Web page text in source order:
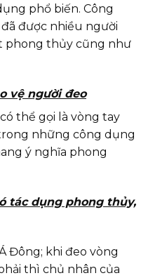
phổ biến. Công
được nhiều người
phong thủy cũng như
vệ người đeo
thể gọi là vòng tay
những công dụng
ý nghĩa phong
tác dụng phong thủy,
Đông; khi đeo vòng
thì chủ nhân của